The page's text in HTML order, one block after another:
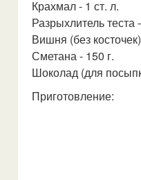
Крахмал - 1 ст. л.
Разрыхлитель теста
Вишня (без
Сметана - 150 г.
Шоколад (для
Приготовление: